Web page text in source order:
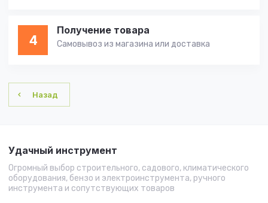
4
Получение товара
Самовывоз из магазина или доставка
Назад
Удачный инструмент
Огромный выбор строительного, садового, климатического
оборудования, бензо и электроинструмента, ручного
инструмента и сопутствующих товаров